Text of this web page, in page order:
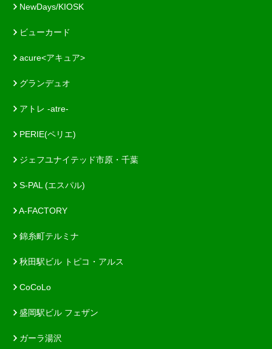
NewDays/KIOSK
ビューカード
acure<アキュア>
グランデュオ
アトレ -atre-
PERIE(ペリエ)
ジェフユナイテッド市原・千葉
S-PAL (エスパル)
A-FACTORY
錦糸町テルミナ
秋田駅ビル トピコ・アルス
CoCoLo
盛岡駅ビル フェザン
ガーラ湯沢